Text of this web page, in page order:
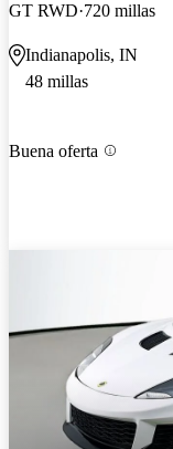
GT RWD 720 millas
Indianapolis, IN
48 millas
Buena oferta